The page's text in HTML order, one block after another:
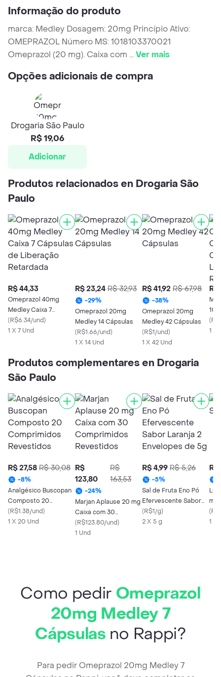
Informação do produto
marca: Medley Dosagem: 20mg Princípio Ativo:
OMEPRAZOL Número MS: 1018103370021
Omeprazol (20 mg). Caixa com ...Ver mais
Opções adicionais de compra
Drogaria São Paulo
R$ 19,06
Adicionar
Produtos relacionados en Drogaria São
Paulo
R$ 44,33
Omeprazol 40mg
Medley Caixa 7
Cápsulas de
Liberação Retardada
(R$6.34/und)
1 X 7 Und
R$ 23,24 R$ 32,93
-29%
Omeprazol 20mg
Medley 14 Cápsulas
(R$1.66/und)
1 X 14 Und
R$ 41,92 R$ 67,98
-38%
Omeprazol 20mg
Medley 42 Cápsulas
(R$1/und)
1 X 42 Und
R$
(
1 X
Produtos complementares en Drogaria
São Paulo
R$ 27,58 R$ 30,08
-8%
Analgésico Buscopan
Composto 20
Comprimidos
Revestidos
(R$1.38/und)
1 X 20 Und
R$
123,80
R$
163,53
-24%
Marjan Aplause 20 mg
Caixa com 30
Comprimidos
Revestidos
(R$123.80/und)
1 Und
R$ 4,99 R$ 5,26
-5%
Sal de Fruta Eno Pó
Efervescente Sabor
Laranja 2 Envelopes
de 5g
(R$1/g)
2 X 5 g
R$
mL
(
1 X
Como pedir Omeprazol
20mg Medley 7
Cápsulas no Rappi?
Para pedir Omeprazol 20mg Medley 7